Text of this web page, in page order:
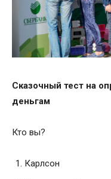
Сказочный тест на
деньгам
Кто вы?
Карлсон